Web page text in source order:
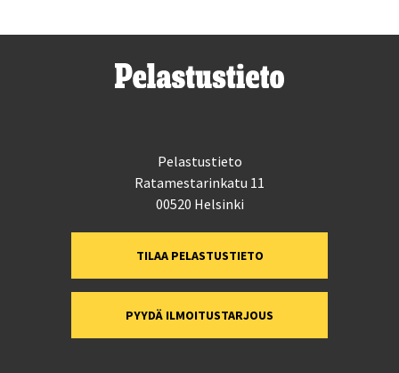
Pelastustieto
Ratamestarinkatu 11
00520 Helsinki
TILAA PELASTUSTIETO
PYYDÄ ILMOITUSTARJOUS